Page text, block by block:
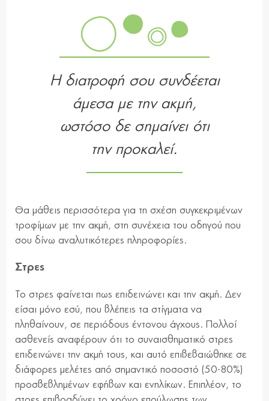
Η διατροφή σου συνδέεται
άμεσα με την ακμή,
ωστόσο δε σημαίνει ότι
την προκαλεί.
Θα μάθεις περισσότερα για τη σχέση συγκεκριμένων
τροφίμων με την ακμή, στη συνέχεια του οδηγού που
σου δίνω αναλυτικότερες πληροφορίες.
Στρες
Το στρες φαίνεται πως επιδεινώνει και την ακμή. Δεν
είσαι μόνο εσύ, που βλέπεις τα στίγματα να
πληθαίνουν, σε περιόδους έντονου άγχους. Πολλοί
ασθενείς αναφέρουν ότι το συναισθηματικό στρες
επιδεινώνει την ακμή τους, και αυτό επιβεβαιώθηκε σε
διάφορες μελέτες από σημαντικό ποσοστό (50-80%)
προσβεβλημένων εφήβων και ενηλίκων. Επιπλέον, το